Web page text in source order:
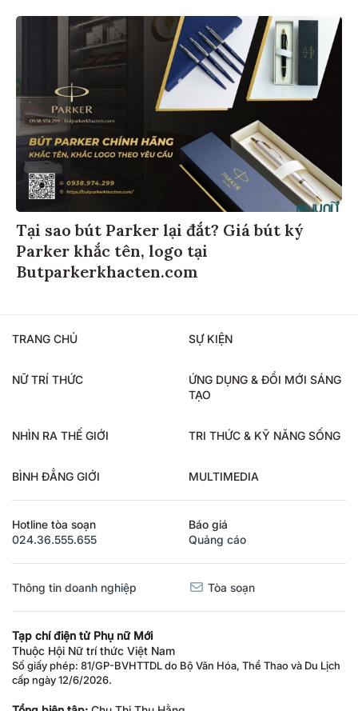
Tại sao bút Parker lại đắt? Giá bút ký
Parker khắc tên, logo tại
Butparkerkhacten.com
TRANG CHỦ SỰ KIỆN
NỮ TRÍ THỨC
ỨNG DỤNG & ĐỔI MỚI SÁNG
TẠO
NHÌN RA THẾ GIỚI TRI THỨC & KỸ NĂNG SỐNG
BÌNH ĐẲNG GIỚI MULTIMEDIA
Hotline tòa soạn
024.36.555.655
Báo giá
Quảng cáo
Thông tin doanh nghiệp Tòa soạn
Tạp chí điện tử Phụ nữ Mới
Thuộc Hội Nữ trí thức Việt Nam
Số giấy phép: 81/GP-BVHTTDL do Bộ Văn Hóa, Thể Thao và Du Lịch
cấp ngày 12/6/2026.